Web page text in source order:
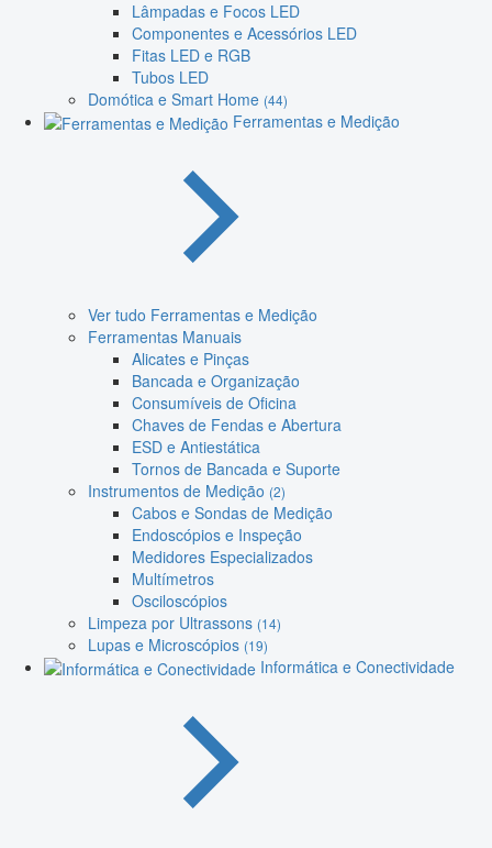
Lâmpadas e Focos LED
Componentes e Acessórios LED
Fitas LED e RGB
Tubos LED
Domótica e Smart Home (44)
Ferramentas e Medição
Ver tudo Ferramentas e Medição
Ferramentas Manuais
Alicates e Pinças
Bancada e Organização
Consumíveis de Oficina
Chaves de Fendas e Abertura
ESD e Antiestática
Tornos de Bancada e Suporte
Instrumentos de Medição (2)
Cabos e Sondas de Medição
Endoscópios e Inspeção
Medidores Especializados
Multímetros
Osciloscópios
Limpeza por Ultrassons (14)
Lupas e Microscópios (19)
Informática e Conectividade